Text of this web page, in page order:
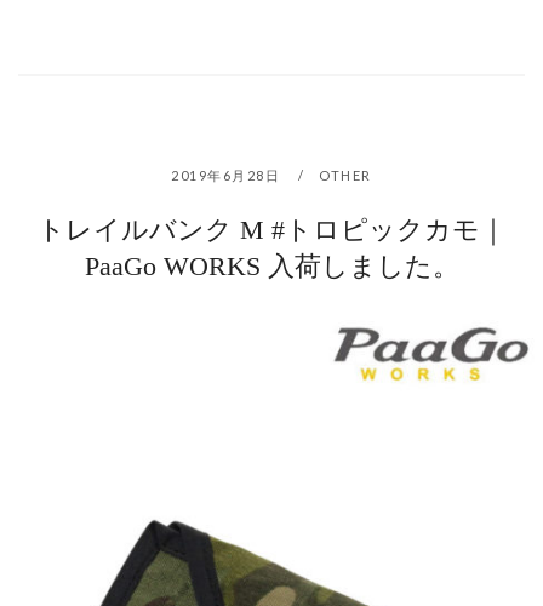
2019年6月28日 OTHER
トレイルバンク M #トロピックカモ｜
PaaGo WORKS 入荷しました。